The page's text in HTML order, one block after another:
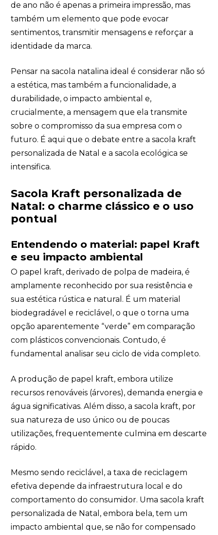
de ano não é apenas a primeira impressão, mas
também um elemento que pode evocar
sentimentos, transmitir mensagens e reforçar a
identidade da marca.
Pensar na sacola natalina ideal é considerar não só
a estética, mas também a funcionalidade, a
durabilidade, o impacto ambiental e,
crucialmente, a mensagem que ela transmite
sobre o compromisso da sua empresa com o
futuro. É aqui que o debate entre a sacola kraft
personalizada de Natal e a sacola ecológica se
intensifica.
Sacola Kraft personalizada de
Natal: o charme clássico e o uso
pontual
Entendendo o material: papel Kraft
e seu impacto ambiental
O papel kraft, derivado de polpa de madeira, é
amplamente reconhecido por sua resistência e
sua estética rústica e natural. É um material
biodegradável e reciclável, o que o torna uma
opção aparentemente “verde” em comparação
com plásticos convencionais. Contudo, é
fundamental analisar seu ciclo de vida completo.
A produção de papel kraft, embora utilize
recursos renováveis (árvores), demanda energia e
água significativas. Além disso, a sacola kraft, por
sua natureza de uso único ou de poucas
utilizações, frequentemente culmina em descarte
rápido.
Mesmo sendo reciclável, a taxa de reciclagem
efetiva depende da infraestrutura local e do
comportamento do consumidor. Uma sacola kraft
personalizada de Natal, embora bela, tem um
impacto ambiental que, se não for compensado
Sacola Ecológica
online
+55